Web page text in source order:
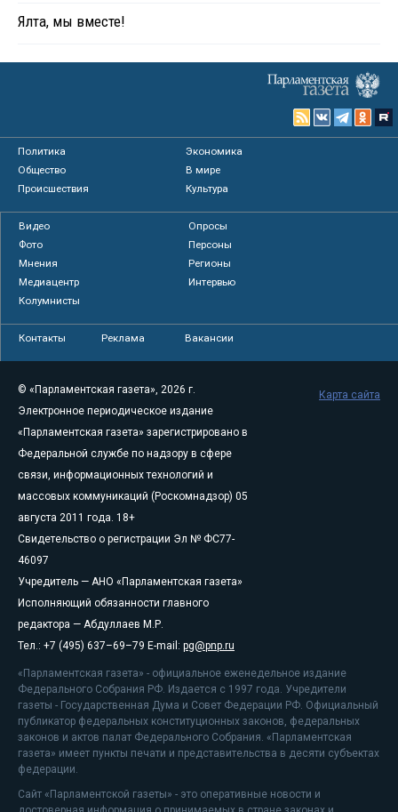
Ялта, мы вместе!
Политика
Экономика
Общество
В мире
Происшествия
Культура
Видео
Опросы
Фото
Персоны
Мнения
Регионы
Медиацентр
Интервью
Колумнисты
Контакты Реклама Вакансии
© «Парламентская газета», 2026 г.
Электронное периодическое издание
«Парламентская газета» зарегистрировано в
Федеральной службе по надзору в сфере
связи, информационных технологий и
массовых коммуникаций (Роскомнадзор) 05
августа 2011 года. 18+
Свидетельство о регистрации Эл № ФС77-
46097
Учредитель — АНО «Парламентская газета»
Исполняющий обязанности главного
редактора — Абдуллаев М.Р.
Тел.: +7 (495) 637–69–79 E-mail: pg@pnp.ru
«Парламентская газета» - официальное еженедельное издание
Федерального Собрания РФ. Издается с 1997 года. Учредители
газеты - Государственная Дума и Совет Федерации РФ. Официальный
публикатор федеральных конституционных законов, федеральных
законов и актов палат Федерального Собрания. «Парламентская
газета» имеет пункты печати и представительства в десяти субъектах
федерации.
Сайт «Парламентской газеты» - это оперативные новости и
Карта сайта